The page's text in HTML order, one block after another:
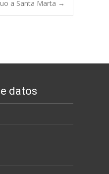
a Santa Marta →
datos